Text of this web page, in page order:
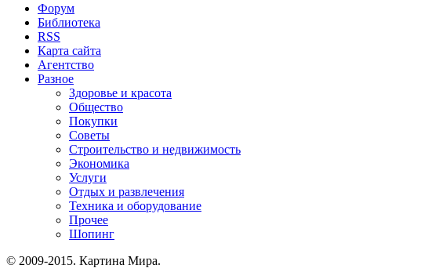
Форум
Библиотека
RSS
Карта сайта
Агентство
Разное
Здоровье и красота
Общество
Покупки
Советы
Строительство и недвижимость
Экономика
Услуги
Отдых и развлечения
Техника и оборудование
Прочее
Шопинг
© 2009-2015. Картина Мира.